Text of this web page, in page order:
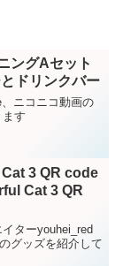
ングAセット
ドリンクバー
ニコニコ動画の
す
3 QR code
Cat 3 QR
ターyouhei_red
グッズを紹介して